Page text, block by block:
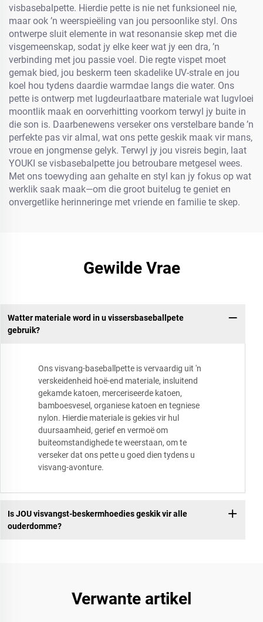
visbasebalpette. Hierdie pette is nie net funksioneel nie,
maar ook ’n weerspieëling van jou persoonlike styl. Ons
ontwerpe sluit elemente in wat resonansie skep met die
visgemeenskap, sodat jy elke keer wat jy een dra, ’n
verbinding met jou passie voel. Die regte vispet moet
gemak bied, jou beskerm teen skadelike UV-strale en jou
koel hou tydens daardie warmdae langs die water. Ons
pette is ontwerp met lugdeurlaatbare materiale wat lugvloei
moontlik maak en oorverhitting voorkom terwyl jy buite in
die son is. Daarbenewens verseker ons verstelbare bande ’n
perfekte pas vir almal, wat ons pette geskik maak vir mans,
vroue en jongmense gelyk. Terwyl jy jou visreis begin, laat
YOUKI se visbasebalpette jou betroubare metgesel wees.
Met ons toewyding aan gehalte en styl kan jy fokus op wat
werklik saak maak—om die groot buitelug te geniet en
onvergetlike herinneringe met vriende en familie te skep.
Gewilde Vrae
Watter materiale word in u vissersbaseballpete
gebruik?
Ons visvang-baseballpette is vervaardig uit 'n
verskeidenheid hoë-end materiale, insluitend
gekamde katoen, merceriseerde katoen,
bamboesvesel, organiese katoen en tegniese
nylon. Hierdie materiale is gekies vir hul
duursaamheid, gerief en vermoë om
buiteomstandighede te weerstaan, om te
verseker dat ons pette u goed dien tydens u
visvang-avonture.
Is JOU visvangst-beskermhoedies geskik vir alle
ouderdomme?
Verwante artikel